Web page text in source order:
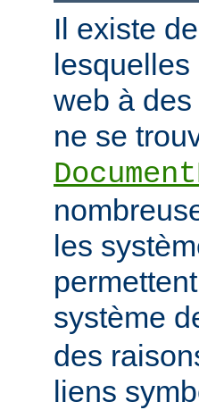
Il existe
web à
ne se
les
système
des
liens